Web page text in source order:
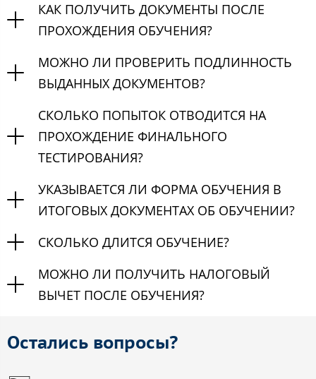
КАК ПОЛУЧИТЬ ДОКУМЕНТЫ ПОСЛЕ
ПРОХОЖДЕНИЯ ОБУЧЕНИЯ?
МОЖНО ЛИ ПРОВЕРИТЬ ПОДЛИННОСТЬ
ВЫДАННЫХ ДОКУМЕНТОВ?
СКОЛЬКО ПОПЫТОК ОТВОДИТСЯ НА
ПРОХОЖДЕНИЕ ФИНАЛЬНОГО
ТЕСТИРОВАНИЯ?
УКАЗЫВАЕТСЯ ЛИ ФОРМА ОБУЧЕНИЯ В
ИТОГОВЫХ ДОКУМЕНТАХ ОБ ОБУЧЕНИИ?
СКОЛЬКО ДЛИТСЯ ОБУЧЕНИЕ?
МОЖНО ЛИ ПОЛУЧИТЬ НАЛОГОВЫЙ
ВЫЧЕТ ПОСЛЕ ОБУЧЕНИЯ?
Остались вопросы?